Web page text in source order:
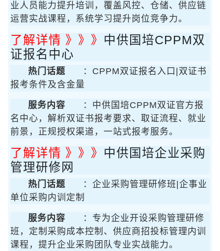
业人员能力提升培训，覆盖风控、仓储、供应链
运营实战课程，系统学习提升岗位竞争力。
了解详情 》》》 中供国培CPPM双
证报名中心
热门话题
：CPPM双证报名入口|双证书
报考条件及含金量
服务内容
：中供国培CPPM双证官方报
名中心，解析双证书报考要求、取证流程、就业
前景，正规授权渠道，一站式报考服务。
了解详情 》》》 中供国培企业采购
管理研修网
热门话题
：企业采购管理研修班|企事业
单位采购内训定制
服务内容
：专为企业开设采购管理研修
班，定制采购成本控制、供应商招投标管理内训
课程，提升企业采购团队专业实战能力。